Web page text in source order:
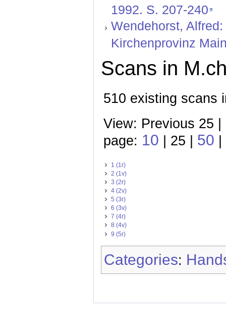
1992. S. 207-240
Wendehorst,
Kirchenprovinz
Scans in
510 existing scans
View: Previous 25 |
page: 10 | 25 | 50
1 (1r)
2 (1v)
3 (2r)
4 (2v)
5 (3r)
6 (3v)
7 (4r)
8 (4v)
9 (5r)
Categories: